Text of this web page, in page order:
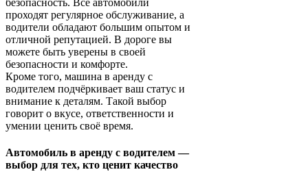
проходят регулярное обслуживание, а
водители обладают большим опытом и
отличной репутацией. В дороге вы
можете быть уверены в своей
безопасности и комфорте.
Кроме того, машина в аренду с
водителем подчёркивает ваш статус и
внимание к деталям. Такой выбор
говорит о вкусе, ответственности и
умении ценить своё время.
Автомобиль в аренду с водителем —
выбор для тех, кто ценит качество